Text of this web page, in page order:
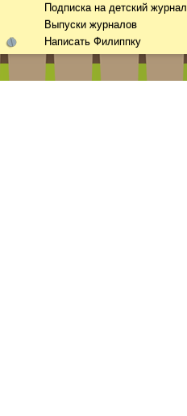
Подписка на детский журнал
Выпуски журналов
Написать Филиппку